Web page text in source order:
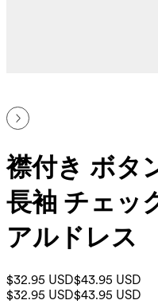
襟付き ボタ
長袖 チェッ
アルドレス
$32.95 USD$43.95 USD
$32.95 USD$43.95 USD